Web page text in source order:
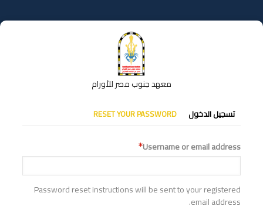
إلى
المحتوى
معهد جنوب مصر للأورام
التبويبات
الأساسية
تسجيل الدخول RESET YOUR PASSWORD
Username or email address
Password reset instructions will be sent to your registered
email address.